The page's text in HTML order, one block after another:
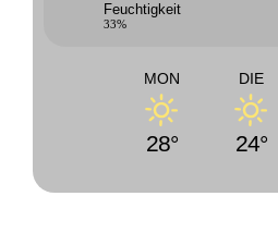
Feuchtigkeit
33%
MON
28°
DIE
24°